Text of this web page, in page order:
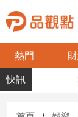
熱門
品
觀
財